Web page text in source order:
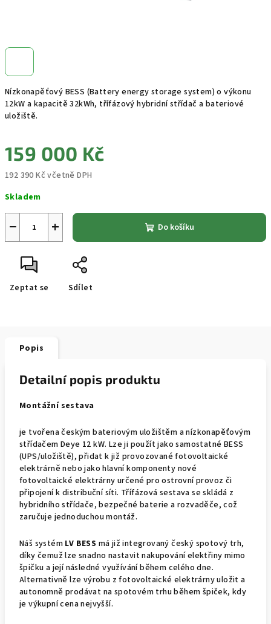
Nízkonapěťový BESS (Battery energy storage system) o výkonu
12kW a kapacitě 32kWh, třífázový hybridní střídač a bateriové
uložiště.
159 000 Kč
192 390 Kč včetně DPH
cena:
Skladem
+
− Do košíku
Zeptat se Sdílet
Popis
Detailní popis produktu
Montážní sestava
je tvořena českým bateriovým uložištěm a nízkonapěťovým
střídačem Deye 12 kW. Lze ji použít jako samostatné BESS
(UPS/uložiště), přidat k již provozované fotovoltaické
elektrárně nebo jako hlavní komponenty nové
fotovoltaické elektrárny určené pro ostrovní provoz či
připojení k distribuční síti. Třífázová sestava se skládá z
hybridního střídače, bezpečné baterie a rozvaděče, což
zaručuje jednoduchou montáž.
Náš systém LV BESS má již integrovaný český spotový trh,
díky čemuž lze snadno nastavit nakupování elektřiny mimo
špičku a její následné využívání během celého dne.
Alternativně lze výrobu z fotovoltaické elektrárny uložit a
autonomně prodávat na spotovém trhu během špiček, kdy
je výkupní cena nejvyšší.